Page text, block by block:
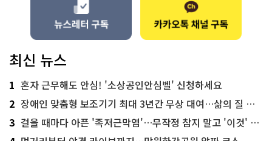
최신 뉴스
1 혼자 근무해도 안심! '소상공인안심벨' 신청하세요
2 장애인 맞춤형 보조기기 최대 3년간 무상 대여…삶의 질 높인다
3 걸을 때마다 아픈 '족저근막염'…무작정 참지 말고 '이것' 해보세요!